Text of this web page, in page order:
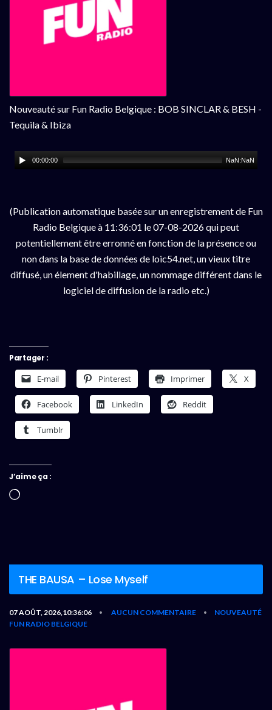
Nouveauté sur Fun Radio Belgique : BOB SINCLAR & BESH -
Tequila & Ibiza
00:00:00 NaN:NaN
(Publication automatique basée sur un enregistrement de Fun
Radio Belgique à 11:36:01 le 07-08-2026 qui peut
potentiellement être erronné en fonction de la présence ou
non dans la base de données de loic54.net, un vieux titre
diffusé, un élement d'habillage, un nommage différent dans le
logiciel de diffusion de la radio etc.)
Partager :
E-mail Pinterest Imprimer X
Facebook LinkedIn Reddit
Tumblr
J’aime ça :
Chargement…
THE BAUSA – Lose Myself
07 AOÛT, 2026,10:36:06 • AUCUN COMMENTAIRE •
NOUVEAUTÉ
FUN RADIO BELGIQUE